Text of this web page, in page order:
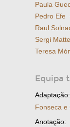
Paula
Pedro Efe
Raul
Sergi
Teresa
Equipa
Adaptação:
Fonseca e
Anotação: